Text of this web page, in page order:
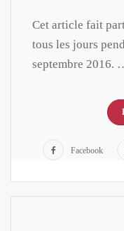
Cet article fait
tous les jours
septembre 2016.
Facebook